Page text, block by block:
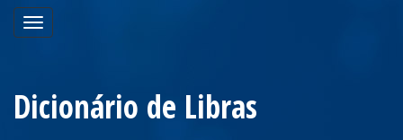
Toggle
navigation
Dicionário de Libras